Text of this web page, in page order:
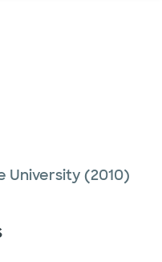
University (2010)